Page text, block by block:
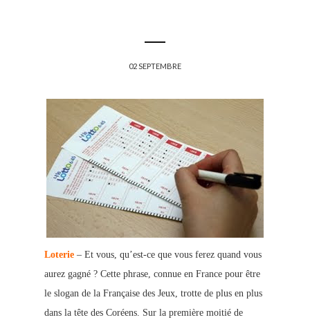
02 SEPTEMBRE
Loterie – Et vous, qu’est-ce que vous ferez quand vous
aurez gagné ? Cette phrase, connue en France pour être
le slogan de la Française des Jeux, trotte de plus en plus
dans la tête des Coréens. Sur la première moitié de